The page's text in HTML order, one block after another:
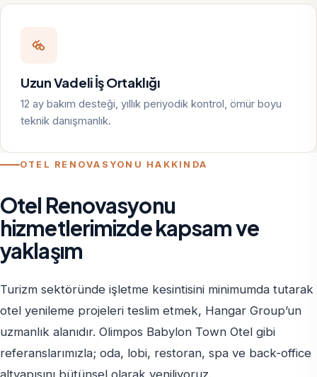
Uzun Vadeli İş Ortaklığı
12 ay bakım desteği, yıllık periyodik kontrol, ömür boyu
teknik danışmanlık.
OTEL RENOVASYONU HAKKINDA
Otel Renovasyonu
hizmetlerimizde kapsam ve
yaklaşım
Turizm sektöründe işletme kesintisini minimumda tutarak
otel yenileme projeleri teslim etmek, Hangar Group’un
uzmanlık alanıdır. Olimpos Babylon Town Otel gibi
referanslarımızla; oda, lobi, restoran, spa ve back-office